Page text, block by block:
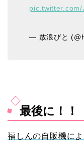
pic.twitter.com/
— 放浪びと
最後に！！
福しんの自販機に